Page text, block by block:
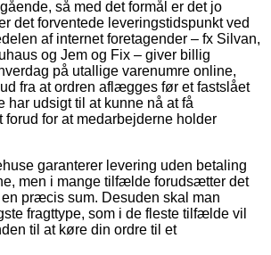
så med det formål er det jo
det forventede leveringstidspunkt ved
af internet foretagender – fx Silvan,
og Jem og Fix – giver billig
på utallige varenumre online,
fra at ordren aflægges før et fastslået
har udsigt til at kunne nå at få
forud for at medarbejderne holder
garanterer levering uden betaling
men i mange tilfælde forudsætter det
præcis sum. Desuden skal man
fragttype, som i de fleste tilfælde vil
til at køre din ordre til et